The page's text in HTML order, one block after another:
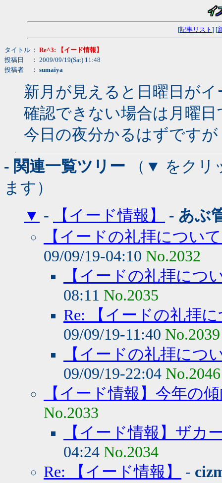
[記事リスト ] [
タイトル ： Re^3: 【イード情報】
投稿日
： 2009/09/19(Sat) 11:48
投稿者
： sumaiya
新月が見えると日曜日が
確認できない場合は月曜日
今日の夜分かるはずですが
- 関連一覧ツリー （▼ をクリ
ます）
▼ - 【イード情報】 - あぶ
【イードの礼拝につい
09/09/19-04:10 No.2032
【イードの礼拝につ
08:11 No.2035
Re: 【イードの礼拝
09/09/19-11:40 No.2039
【イードの礼拝につ
09/09/19-22:04 No.2046
【イード情報】今年の
No.2033
【イード情報】ザカ
04:24 No.2034
Re: 【イード情報】
-